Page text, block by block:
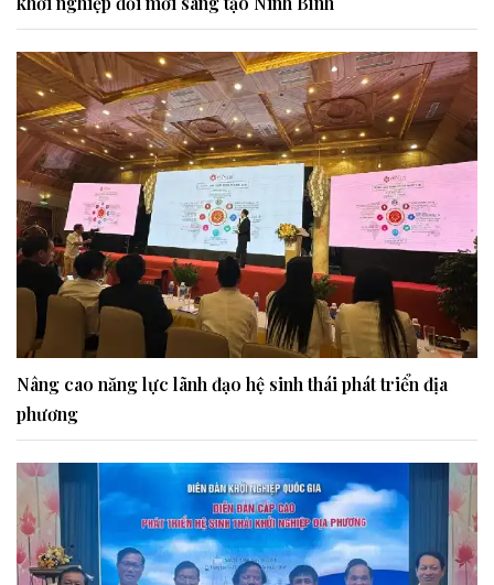
Nâng cao năng lực lãnh đạo hệ sinh thái phát triển địa
phương